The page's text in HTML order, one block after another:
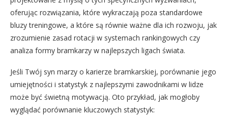
oferując rozwiązania, które wykraczają poza standardowe
bluzy treningowe, a które są równie ważne dla ich rozwoju, jak
zrozumienie zasad rotacji w systemach rankingowych czy
analiza formy bramkarzy w najlepszych ligach świata.
Jeśli Twój syn marzy o karierze bramkarskiej, porównanie jego
umiejętności i statystyk z najlepszymi zawodnikami w lidze
może być świetną motywacją. Oto przykład, jak mogłoby
wyglądać porównanie kluczowych statystyk: